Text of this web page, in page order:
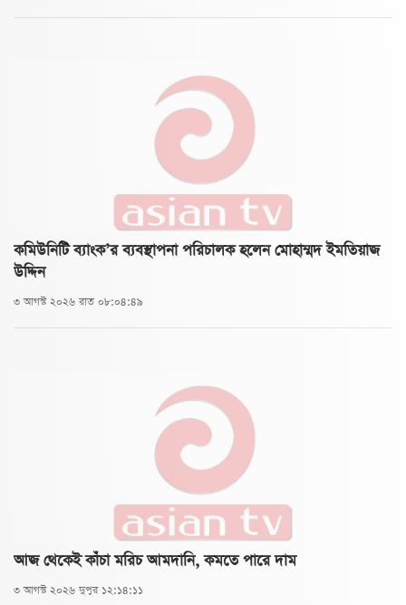
কমিউনিটি ব্যাংক’র ব্যবস্থাপনা পরিচালক হলেন মোহাম্মদ ইমতিয়াজ
উদ্দিন
৩ আগস্ট ২০২৬ রাত ০৮:০৪:৪৯
আজ থেকেই কাঁচা মরিচ আমদানি, কমতে পারে দাম
৩ আগস্ট ২০২৬ দুপুর ১২:১৪:১১